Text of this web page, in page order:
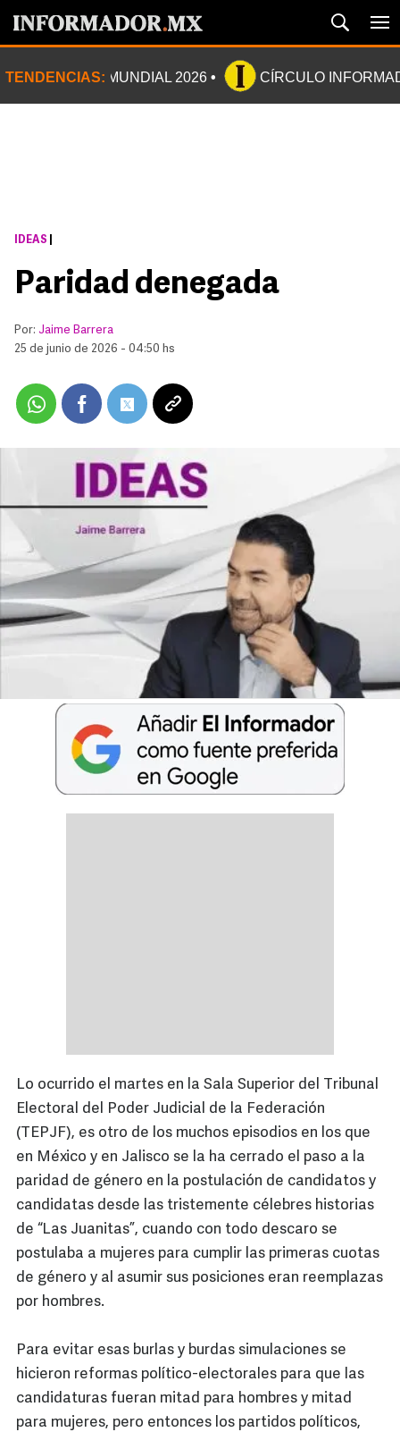
TENDENCIAS: MUNDIAL 2026 CÍRCULO
IDEAS
Paridad denegada
Por: Jaime Barrera
25 de junio de 2026 - 04:50 hs
Lo ocurrido el martes en la Sala Superior del Tribunal
Electoral del Poder Judicial de la Federación
(TEPJF), es otro de los muchos episodios en los que
en México y en Jalisco se la ha cerrado el paso a la
paridad de género en la postulación de candidatos y
candidatas desde las tristemente célebres historias
de “Las Juanitas”, cuando con todo descaro se
postulaba a mujeres para cumplir las primeras cuotas
de género y al asumir sus posiciones eran reemplazas
por hombres.
Para evitar esas burlas y burdas simulaciones se
hicieron reformas político-electorales para que las
candidaturas fueran mitad para hombres y mitad
para mujeres, pero entonces los partidos políticos,